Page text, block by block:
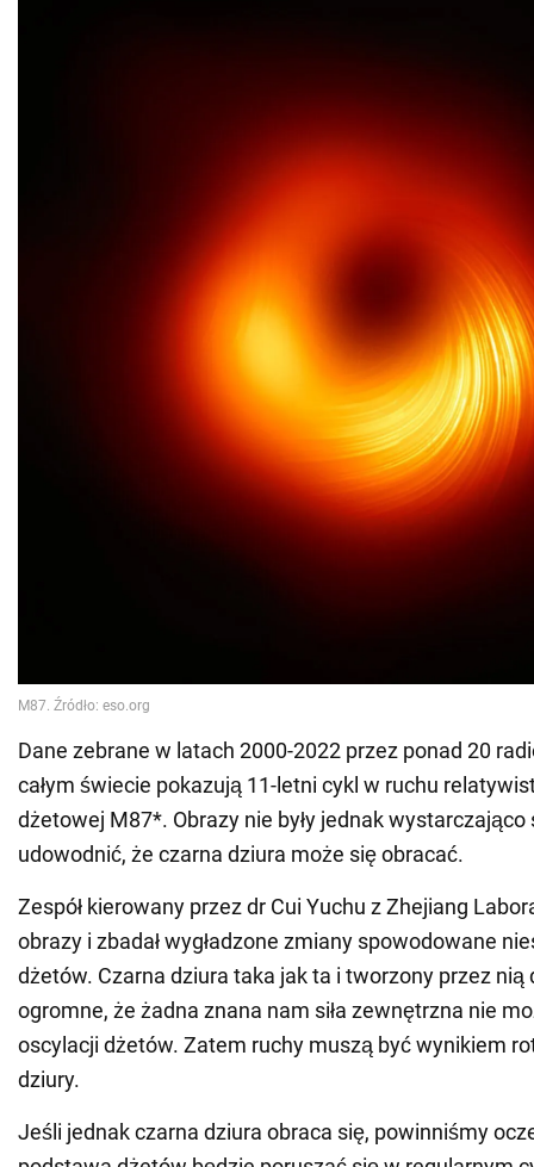
Dane zebrane w latach 2000-2022 przez ponad 20
całym świecie pokazują 11-letni cykl w ruchu
dżetowej M87*. Obrazy nie były jednak wystarczająco
udowodnić, że czarna dziura może się obracać.
Zespół kierowany przez dr Cui Yuchu z Zhejiang
obrazy i zbadał wygładzone zmiany spowodowane
dżetów. Czarna dziura taka jak ta i tworzony przez nią
ogromne, że żadna znana nam siła zewnętrzna nie
oscylacji dżetów. Zatem ruchy muszą być wynikiem
dziury.
Jeśli jednak czarna dziura obraca się, powinniśmy